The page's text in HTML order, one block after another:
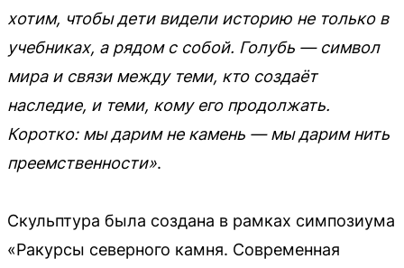
хотим, чтобы дети видели историю не только в
учебниках, а рядом с собой. Голубь — символ
мира и связи между теми, кто создаёт
наследие, и теми, кому его продолжать.
Коротко: мы дарим не камень — мы дарим нить
преемственности».
Скульптура была создана в рамках симпозиума
«Ракурсы северного камня. Современная